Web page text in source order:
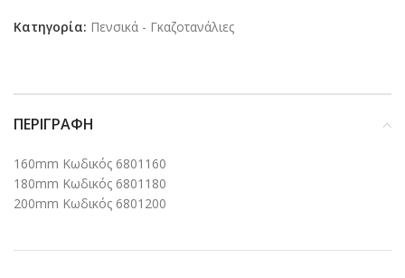
Κατηγορία: Πενσικά - Γκαζοτανάλιες
ΠΕΡΙΓΡΑΦΉ
160mm Κωδικός 6801160
180mm Κωδικός 6801180
200mm Κωδικός 6801200